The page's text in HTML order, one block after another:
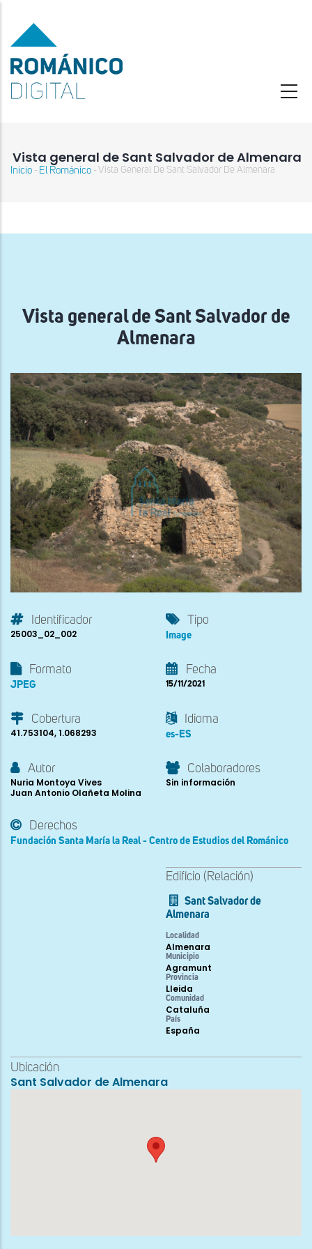
contenido
principal
Vista general de Sant Salvador de Almenara
navegación
Inicio - El Románico - Vista General De Sant Salvador De Almenara
Vista general de Sant Salvador de
Almenara
Identificador
25003_02_002
Tipo
Image
Formato
JPEG
Fecha
15/11/2021
Cobertura
41.753104, 1.068293
Idioma
es-ES
Autor
Nuria Montoya Vives
Juan Antonio Olañeta Molina
Colaboradores
Sin información
Derechos
Fundación Santa María la Real - Centro de Estudios del Románico
Edificio (Relación)
Sant Salvador de
Almenara
Localidad
Almenara
Municipio
Agramunt
Provincia
Lleida
Comunidad
Cataluña
País
España
Ubicación
Sant Salvador de Almenara